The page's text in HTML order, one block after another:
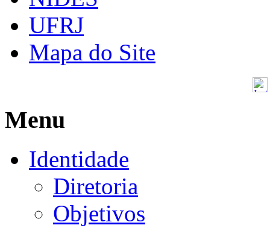
UFRJ
Mapa do Site
Menu
Identidade
Diretoria
Objetivos